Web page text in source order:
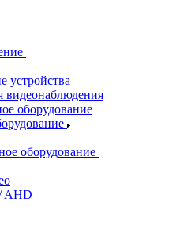
устройства
оборудование
оборудование
AHD